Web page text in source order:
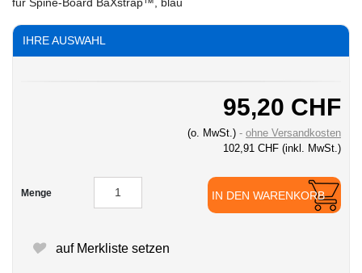
für Spine-Board BaXstrap™, blau
IHRE AUSWAHL
95,20 CHF
(o. MwSt.)
ohne Versandkosten
102,91 CHF (inkl. MwSt.)
Menge IN DEN WARENKORB
auf Merkliste setzen